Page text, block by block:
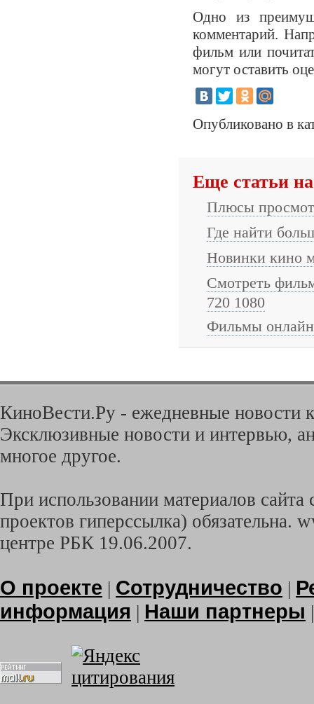
Одно из
комментарий.
фильм или
могут оставить
Опубликовано в
Еще статьи
Плюсы
Где найти
Новинки кино
Смотреть
720 1080
Фильмы
КиноВести.Ру - ежедневные новости
Эксклюзивные новости и интервью,
многое другое.
При использовании материалов
проектов гиперссылка) обязательна.
центре РБК 19.06.2007.
О проекте | Сотрудничество |
информация | Наши партнеры